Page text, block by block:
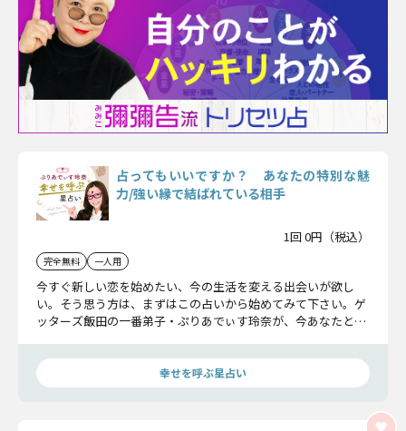
占ってもいいですか？ あなたの特別な魅
力/強い縁で結ばれている相手
1回 0円（税込）
完全無料 一人用
今すぐ新しい恋を始めたい、今の生活を変える出会いが欲し
い。そう思う方は、まずはこの占いから始めてみて下さい。ゲ
ッターズ飯田の一番弟子・ぷりあでぃす玲奈が、今あなたと強
かけをお届けします！
幸せを呼ぶ星占い